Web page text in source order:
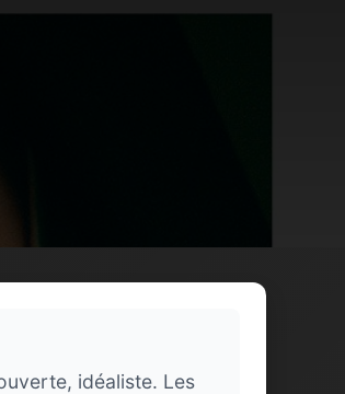
idéaliste. Les